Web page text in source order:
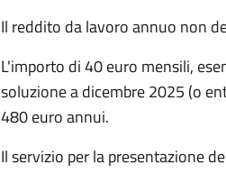
Il reddito da lavoro annuo non
L'importo di 40 euro mensili,
soluzione a dicembre 2025 (o
480 euro annui.
Il servizio per la presentazione